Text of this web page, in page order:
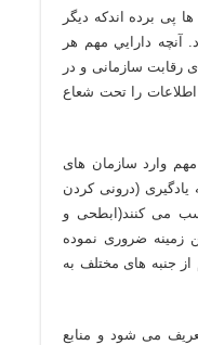
پی برده اندکه دیگر
آنچه دارايي مهم هر
سازمانی و در
به سرعت فناوري اطلاعات را تحت شعاع
وارد سازمان های
(درونی کردن
می کنند(ابطحی و
این زمینه ضروری نموده
جنبه های مختلف به
می شود و منابع